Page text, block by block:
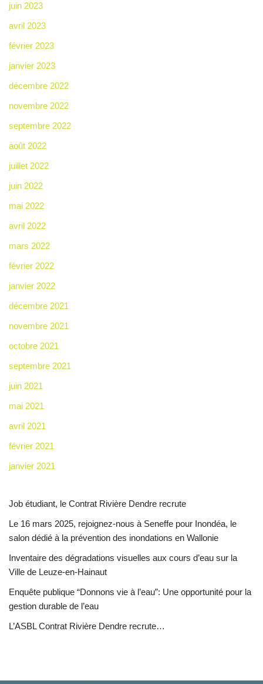
juin 2023
avril 2023
février 2023
janvier 2023
décembre 2022
novembre 2022
septembre 2022
août 2022
juillet 2022
juin 2022
mai 2022
avril 2022
mars 2022
février 2022
janvier 2022
décembre 2021
novembre 2021
octobre 2021
septembre 2021
juin 2021
mai 2021
avril 2021
février 2021
janvier 2021
Job étudiant, le Contrat Rivière Dendre recrute
Le 16 mars 2025, rejoignez-nous à Seneffe pour Inondéa, le
salon dédié à la prévention des inondations en Wallonie
Inventaire des dégradations visuelles aux cours d’eau sur la
Ville de Leuze-en-Hainaut
Enquête publique “Donnons vie à l’eau”: Une opportunité pour la
gestion durable de l’eau
L’ASBL Contrat Rivière Dendre recrute…